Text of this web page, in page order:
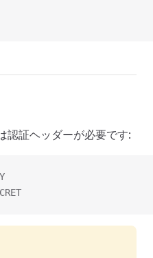
認証ヘッダーが必要です: